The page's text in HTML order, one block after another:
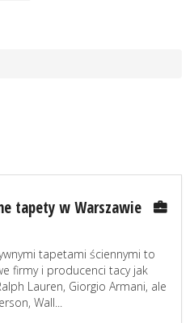
tapety w Warszawie
tapetami ściennymi to
firmy i producenci tacy jak
Lauren, Giorgio Armani, ale
Wall...